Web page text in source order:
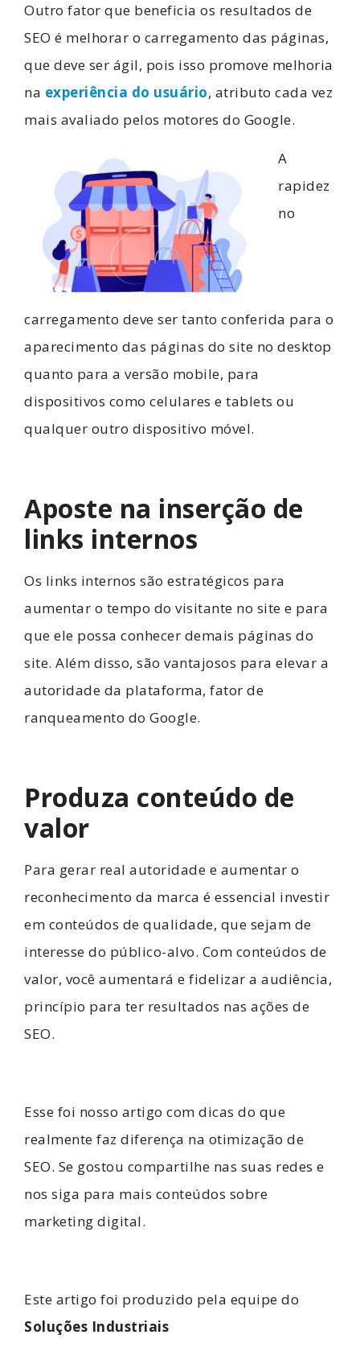
Outro fator que beneficia os resultados de
SEO é melhorar o carregamento das páginas,
que deve ser ágil, pois isso promove melhoria
na experiência do usuário, atributo cada vez
mais avaliado pelos motores do Google.
A
rapidez
no
carregamento deve ser tanto conferida para o
aparecimento das páginas do site no desktop
quanto para a versão mobile, para
dispositivos como celulares e tablets ou
qualquer outro dispositivo móvel.
Aposte na inserção de
links internos
Os links internos são estratégicos para
aumentar o tempo do visitante no site e para
que ele possa conhecer demais páginas do
site. Além disso, são vantajosos para elevar a
autoridade da plataforma, fator de
ranqueamento do Google.
Produza conteúdo de
valor
Para gerar real autoridade e aumentar o
reconhecimento da marca é essencial investir
em conteúdos de qualidade, que sejam de
interesse do público-alvo. Com conteúdos de
valor, você aumentará e fidelizar a audiência,
princípio para ter resultados nas ações de
SEO.
Esse foi nosso artigo com dicas do que
realmente faz diferença na otimização de
SEO. Se gostou compartilhe nas suas redes e
nos siga para mais conteúdos sobre
marketing digital.
Este artigo foi produzido pela equipe do
Soluções Industriais